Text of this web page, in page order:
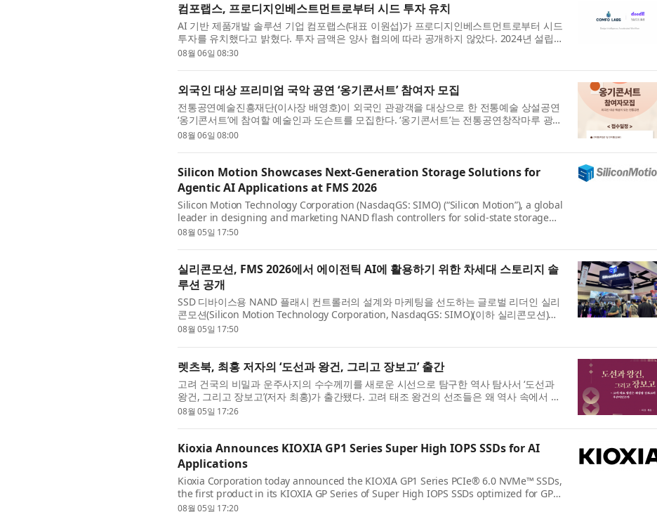
컴포랩스, 프로디지인베스트먼트로부터 시드 투자 유치
AI 기반 제품개발 솔루션 기업 컴포랩스(대표 이원섭)가 프로디지인베스트먼트로부터 시드
투자를 유치했다고 밝혔다. 투자 금액은 양사 협의에 따라 공개하지 않았다. 2024년 설립된
컴포랩스는 인체 데이터 제공 솔루션 ‘사이즈랩(sizelab.io)’과 AI 기술을 기반으...
08월 06일 08:30
외국인 대상 프리미엄 국악 공연 ‘옹기콘서트’ 참여자 모집
전통공연예술진흥재단(이사장 배영호)이 외국인 관광객을 대상으로 한 전통예술 상설공연
‘옹기콘서트’에 참여할 예술인과 도슨트를 모집한다. ‘옹기콘서트’는 전통공연창작마루 광무
대에서 열리는 외국인 대상 해설이 있는 국악 공연으로, 조선시대 접객 문화를 재...
08월 06일 08:00
Silicon Motion Showcases Next-Generation Storage Solutions for
Agentic AI Applications at FMS 2026
Silicon Motion Technology Corporation (NasdaqGS: SIMO) (“Silicon Motion”), a global
leader in designing and marketing NAND flash controllers for solid-state storage
devices, today announced it will showcase its latest storage innovations for AI Fa...
08월 05일 17:50
실리콘모션, FMS 2026에서 에이전틱 AI에 활용하기 위한 차세대 스토리지 솔
루션 공개
SSD 디바이스용 NAND 플래시 컨트롤러의 설계와 마케팅을 선도하는 글로벌 리더인 실리
콘모션(Silicon Motion Technology Corporation, NasdaqGS: SIMO)(이하 실리콘모션)은
미국 캘리포니아 산타클라라에서 개최된 FMS(Future of Memory and Storage) 2026 전
08월 05일 17:50
렛츠북, 최홍 저자의 ‘도선과 왕건, 그리고 장보고’ 출간
고려 건국의 비밀과 운주사지의 수수께끼를 새로운 시선으로 탐구한 역사 탐사서 ‘도선과
왕건, 그리고 장보고’(저자 최홍)가 출간됐다. 고려 태조 왕건의 선조들은 왜 역사 속에서 명
확하게 밝혀지지 않았을까? 도선국사는 왜 왕건의 아버지 왕륭을 찾아가 왕건의 ...
08월 05일 17:26
Kioxia Announces KIOXIA GP1 Series Super High IOPS SSDs for AI
Applications
Kioxia Corporation today announced the KIOXIA GP1 Series PCIe® 6.0 NVMe™ SSDs,
the first product in its KIOXIA GP Series of Super High IOPS SSDs optimized for GPU
direct access. Building on the KIOXIA GP Series technology introduced earlier this
08월 05일 17:20